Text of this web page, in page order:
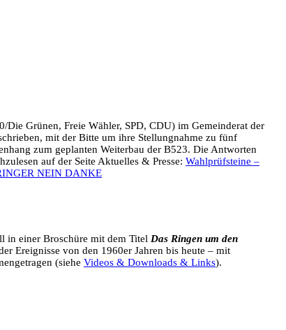
Die Grünen, Freie Wähler, SPD, CDU) im Gemeinderat der
mit der Bitte um ihre Stellungnahme zu fünf
zum geplanten Weiterbau der B523. Die Antworten
auf der Seite Aktuelles & Presse: Wahlprüfsteine –
NEIN DANKE
in einer Broschüre mit dem Titel Das Ringen um den
Ereignisse von den 1960er Jahren bis heute – mit
(siehe Videos & Downloads & Links).